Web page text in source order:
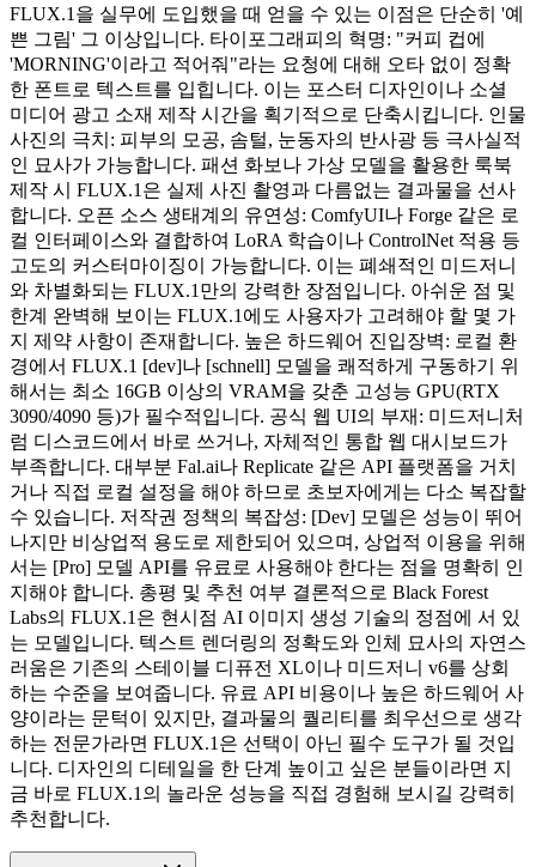
FLUX.1을 실무에 도입했을 때 얻을 수 있는 이점은 단순히 '예
쁜 그림' 그 이상입니다. 타이포그래피의 혁명: "커피 컵에
'MORNING'이라고 적어줘"라는 요청에 대해 오타 없이 정확
한 폰트로 텍스트를 입힙니다. 이는 포스터 디자인이나 소셜
미디어 광고 소재 제작 시간을 획기적으로 단축시킵니다. 인물
사진의 극치: 피부의 모공, 솜털, 눈동자의 반사광 등 극사실적
인 묘사가 가능합니다. 패션 화보나 가상 모델을 활용한 룩북
제작 시 FLUX.1은 실제 사진 촬영과 다름없는 결과물을 선사
합니다. 오픈 소스 생태계의 유연성: ComfyUI나 Forge 같은 로
컬 인터페이스와 결합하여 LoRA 학습이나 ControlNet 적용 등
고도의 커스터마이징이 가능합니다. 이는 폐쇄적인 미드저니
와 차별화되는 FLUX.1만의 강력한 장점입니다. 아쉬운 점 및
한계 완벽해 보이는 FLUX.1에도 사용자가 고려해야 할 몇 가
지 제약 사항이 존재합니다. 높은 하드웨어 진입장벽: 로컬 환
경에서 FLUX.1 [dev]나 [schnell] 모델을 쾌적하게 구동하기 위
해서는 최소 16GB 이상의 VRAM을 갖춘 고성능 GPU(RTX
3090/4090 등)가 필수적입니다. 공식 웹 UI의 부재: 미드저니처
럼 디스코드에서 바로 쓰거나, 자체적인 통합 웹 대시보드가
부족합니다. 대부분 Fal.ai나 Replicate 같은 API 플랫폼을 거치
거나 직접 로컬 설정을 해야 하므로 초보자에게는 다소 복잡할
수 있습니다. 저작권 정책의 복잡성: [Dev] 모델은 성능이 뛰어
나지만 비상업적 용도로 제한되어 있으며, 상업적 이용을 위해
서는 [Pro] 모델 API를 유료로 사용해야 한다는 점을 명확히 인
지해야 합니다. 총평 및 추천 여부 결론적으로 Black Forest
Labs의 FLUX.1은 현시점 AI 이미지 생성 기술의 정점에 서 있
는 모델입니다. 텍스트 렌더링의 정확도와 인체 묘사의 자연스
러움은 기존의 스테이블 디퓨전 XL이나 미드저니 v6를 상회
하는 수준을 보여줍니다. 유료 API 비용이나 높은 하드웨어 사
양이라는 문턱이 있지만, 결과물의 퀄리티를 최우선으로 생각
하는 전문가라면 FLUX.1은 선택이 아닌 필수 도구가 될 것입
니다. 디자인의 디테일을 한 단계 높이고 싶은 분들이라면 지
금 바로 FLUX.1의 놀라운 성능을 직접 경험해 보시길 강력히
추천합니다.